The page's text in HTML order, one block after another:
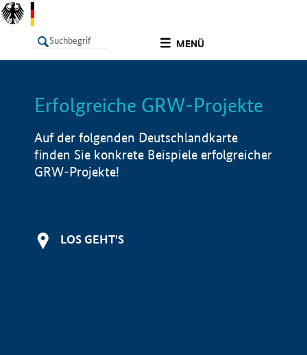
MENÜ
LISTE Info
Erfolgreiche GRW-Projekte
Auf der folgenden Deutschlandkarte
finden Sie konkrete Beispiele erfolgreicher
GRW-Projekte!
LOS GEHT'S